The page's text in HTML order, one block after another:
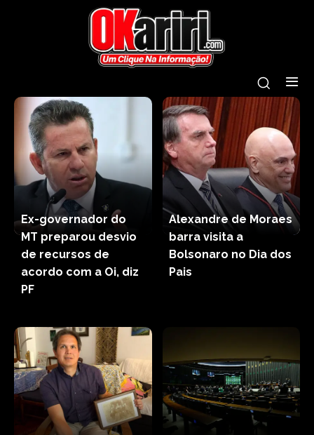
Ex-governador do
MT preparou desvio
de recursos de
acordo com a Oi, diz
PF
Alexandre de Moraes
barra visita a
Bolsonaro no Dia dos
Pais